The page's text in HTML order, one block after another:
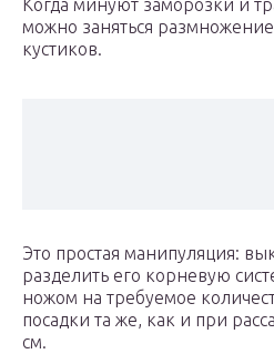
Когда минуют заморозки и
можно заняться
кустиков.
Это простая манипуляция:
разделить его корневую
ножом на требуемое
посадки та же, как и при
см.